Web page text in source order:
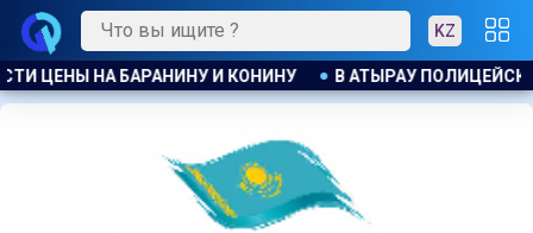
KZ
ПОЛИЦЕЙСКИЙ ЭВАКУИРОВАЛ ЖИТЕЛЕЙ ДОМА ПРИ